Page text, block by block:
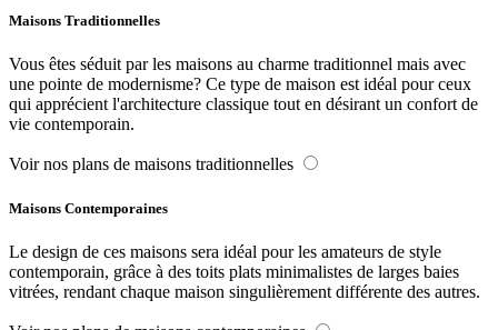
Maisons Traditionnelles
Vous êtes séduit par les maisons au charme traditionnel mais avec
une pointe de modernisme? Ce type de maison est idéal pour ceux
qui apprécient l'architecture classique tout en désirant un confort de
vie contemporain.
Voir nos plans de maisons traditionnelles
Maisons Contemporaines
Le design de ces maisons sera idéal pour les amateurs de style
contemporain, grâce à des toits plats minimalistes de larges baies
vitrées, rendant chaque maison singulièrement différente des autres.